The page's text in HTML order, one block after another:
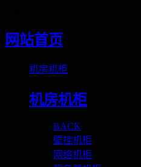
网站首页
机房机柜
机房机柜
BACK
壁挂机柜
网络机柜